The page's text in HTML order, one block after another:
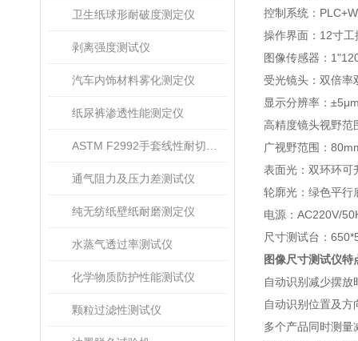
卫生纸球形耐破度测定仪
剥离强度测试仪
汽车内饰材料雾化测定仪
纸尿裤渗透性能测定仪
通气阻力及压力差测试仪
纯无纺纸壁纸耐磨测定仪
水蒸气透过率测试仪
化学物质防护性能测试仪
颗粒过滤性测试仪
控制系统：
操作界面：12寸工
图像传感器：
受光镜头：双倍率
显示分辨率：
高精度镜头视野
广视野范围：
表面光：双环环可
轮廓光：绿色平行
电源：AC220V/
尺寸测试台：
图像尺寸测试仪特
自动识别减少摆放
自动识别位置及
多个产品同时测量